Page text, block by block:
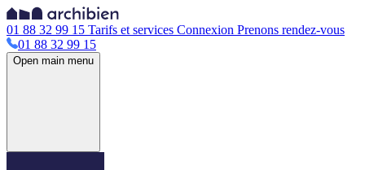
01 88 32 99 15 Tarifs et services Connexion Prenons rendez-vous
01 88 32 99 15
Open main menu